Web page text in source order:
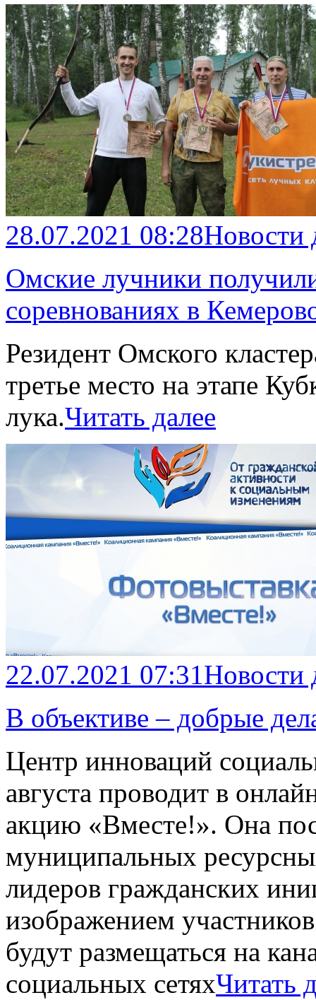
28.07.2021 08:28
Омские лучники
соревнованиях в
Резидент Омского
третье место на этапе
лука.Читать далее
22.07.2021 07:31
В объективе – добрые
Центр инноваций
августа проводит в
акцию «Вместе!». Она
муниципальных
лидеров гражданских
изображением
будут размещаться на
социальных сетяхЧитать